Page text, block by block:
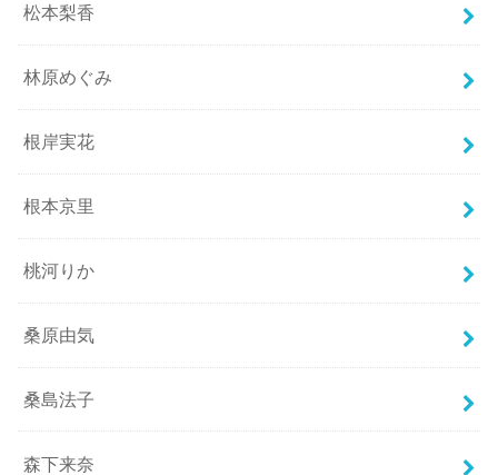
松本梨香
林原めぐみ
根岸実花
根本京里
桃河りか
桑原由気
桑島法子
森下来奈